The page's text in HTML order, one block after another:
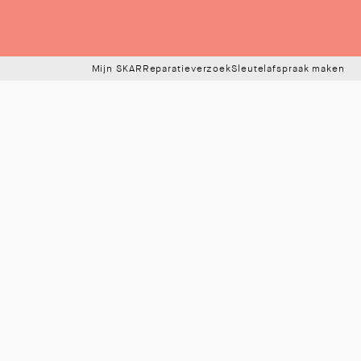
Mijn SKAR ReparatieverzoekSleutelafspraak maken